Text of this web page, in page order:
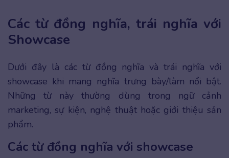
Các từ đồng nghĩa, trái nghĩa với
Showcase
Dưới đây là các từ đồng nghĩa và trái nghĩa với
showcase khi mang nghĩa trưng bày/làm nổi bật.
Những từ này thường dùng trong ngữ cảnh
marketing, sự kiện, nghệ thuật hoặc giới thiệu sản
phẩm.
Các từ đồng nghĩa với showcase